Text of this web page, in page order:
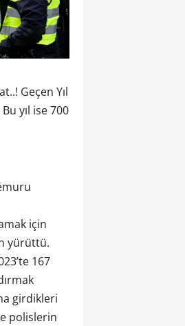
Geçen Yıl
yıl ise 700
için
yürüttü.
167
girdikleri
polislerin